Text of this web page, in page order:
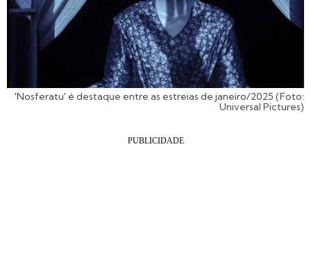
'Nosferatu' é destaque entre as estreias de janeiro/2025 (Foto:
Universal Pictures)